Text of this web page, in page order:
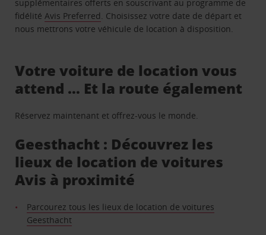
supplémentaires offerts en souscrivant au programme de
fidélitéAvis Preferred. Choisissez votre date de départ et
nous mettrons votre véhicule de location à disposition.
Votre voiture de location vous
attend … Et la route également
Réservez maintenant et offrez-vous le monde.
Geesthacht : Découvrez les
lieux de location de voitures
Avis à proximité
Parcourez tous les lieux de location de voitures
Geesthacht